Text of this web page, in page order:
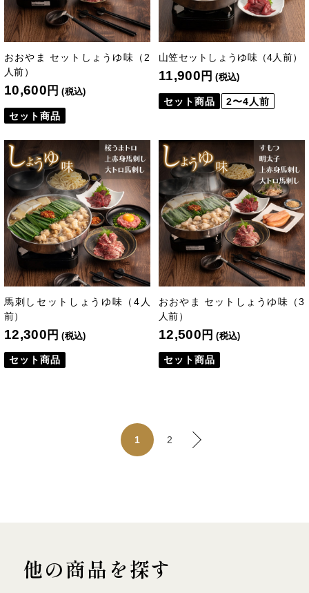
おおやま セットしょうゆ味（2
人前）
10,600 円 (税込)
セット商品
山笠セットしょうゆ味（4人前）
11,900 円 (税込)
セット商品 2〜4人前
馬刺しセットしょうゆ味（4人
前）
12,300 円 (税込)
セット商品
おおやま セットしょうゆ味（3
人前）
12,500 円 (税込)
セット商品
1 2
他の商品を探す